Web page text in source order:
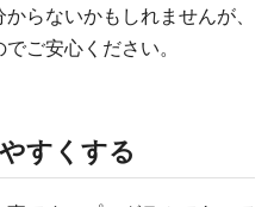
らないかもしれませんが、
ご安心ください。
すくする